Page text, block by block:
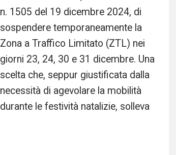
n. 1505 del 19 dicembre 2024, di
sospendere temporaneamente la
Zona a Traffico Limitato (ZTL) nei
giorni 23, 24, 30 e 31 dicembre. Una
scelta che, seppur giustificata dalla
necessità di agevolare la mobilità
durante le festività natalizie, solleva